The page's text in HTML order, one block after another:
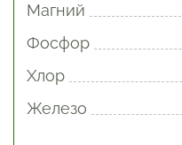
Магний
Фосфор
Хлор
Железо